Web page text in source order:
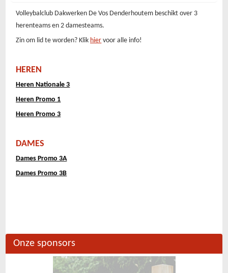
Volleybalclub Dakwerken De Vos Denderhoutem beschikt over 3
herenteams en 2 damesteams.
Zin om lid te worden? Klik hier voor alle info!
HEREN
Heren Nationale 3
Heren Promo 1
Heren Promo 3
DAMES
Dames Promo 3A
Dames Promo 3B
Onze sponsors